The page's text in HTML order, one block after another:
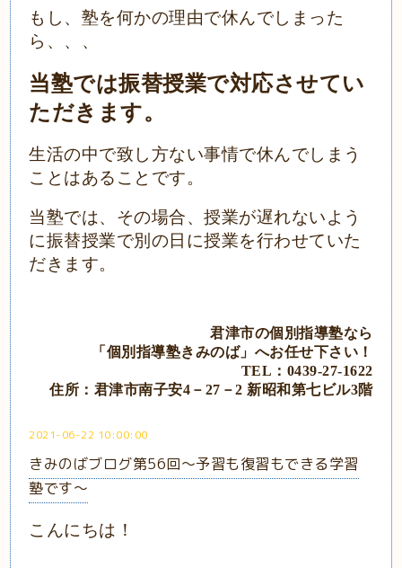
もし、塾を何かの理由で休んでしまった
ら、、、
当塾では振替授業で対応させてい
ただきます。
生活の中で致し方ない事情で休んでしまう
ことはあることです。
当塾では、その場合、授業が遅れないよう
に振替授業で別の日に授業を行わせていた
だきます。
君津市の個別指導塾なら
「個別指導塾きみのば」 へお任せ下さい！
TEL：0439‐27‐1622
住所：君津市南子安4－27－2新昭和第七ビル3階
2021-06-22 10:00:00
きみのばブログ第56回～予習も復習もできる学習
塾です～
こんにちは！